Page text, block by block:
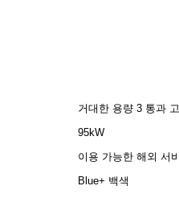
거대한 용량 3 통과
95kW
이용 가능한 해외 서
Blue+ 백색